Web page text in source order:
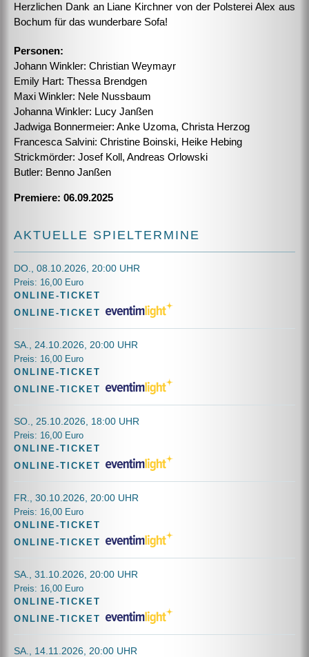
Herzlichen Dank an Liane Kirchner von der Polsterei Alex aus
Bochum für das wunderbare Sofa!
Personen:
Johann Winkler: Christian Weymayr
Emily Hart: Thessa Brendgen
Maxi Winkler: Nele Nussbaum
Johanna Winkler: Lucy Janßen
Jadwiga Bonnermeier: Anke Uzoma, Christa Herzog
Francesca Salvini: Christine Boinski, Heike Hebing
Strickmörder: Josef Koll, Andreas Orlowski
Butler: Benno Janßen
Premiere: 06.09.2025
AKTUELLE SPIELTERMINE
DO., 08.10.2026, 20:00 UHR
Preis: 16,00 Euro
ONLINE-TICKET
ONLINE-TICKET
SA., 24.10.2026, 20:00 UHR
Preis: 16,00 Euro
ONLINE-TICKET
ONLINE-TICKET
SO., 25.10.2026, 18:00 UHR
Preis: 16,00 Euro
ONLINE-TICKET
ONLINE-TICKET
FR., 30.10.2026, 20:00 UHR
Preis: 16,00 Euro
ONLINE-TICKET
ONLINE-TICKET
SA., 31.10.2026, 20:00 UHR
Preis: 16,00 Euro
ONLINE-TICKET
ONLINE-TICKET
SA., 14.11.2026, 20:00 UHR